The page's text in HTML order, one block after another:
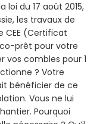
du 17 août 2015,
les travaux de
CEE (Certificat
prêt pour votre
vos combles pour 1
? Votre
bénéficier de ce
Vous ne lui
Pourquoi